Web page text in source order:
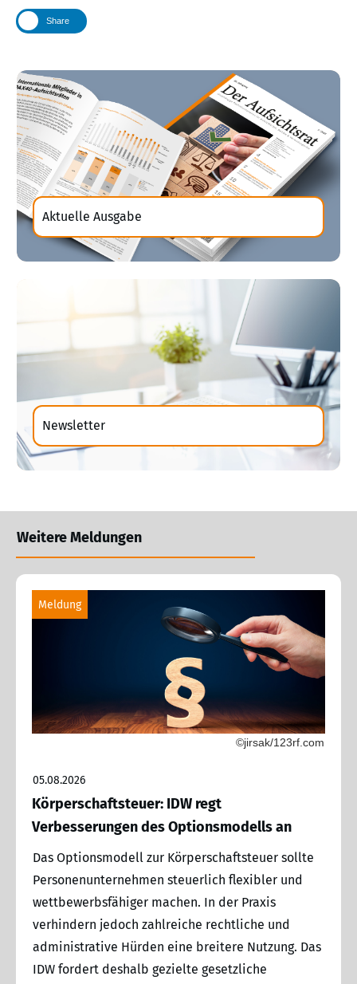
Share
Aktuelle Ausgabe
Newsletter
Weitere Meldungen
Meldung
©jirsak/123rf.com
05.08.2026
Körperschaftsteuer: IDW regt
Verbesserungen des Optionsmodells an
Das Optionsmodell zur Körperschaftsteuer sollte
Personenunternehmen steuerlich flexibler und
wettbewerbsfähiger machen. In der Praxis
verhindern jedoch zahlreiche rechtliche und
administrative Hürden eine breitere Nutzung. Das
IDW fordert deshalb gezielte gesetzliche